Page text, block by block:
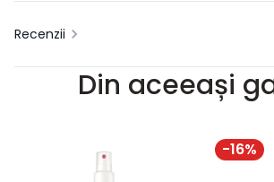
Recenzii
Din aceeași
-16%